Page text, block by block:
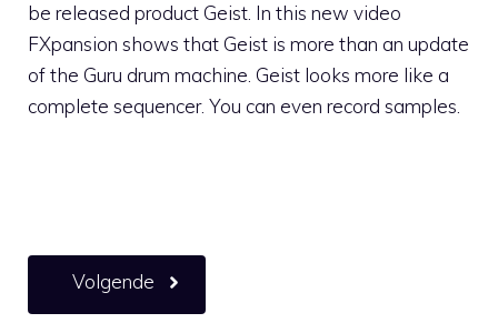
be released product Geist. In this new video
FXpansion shows that Geist is more than an update
of the Guru drum machine. Geist looks more like a
complete sequencer. You can even record samples.
Volgende